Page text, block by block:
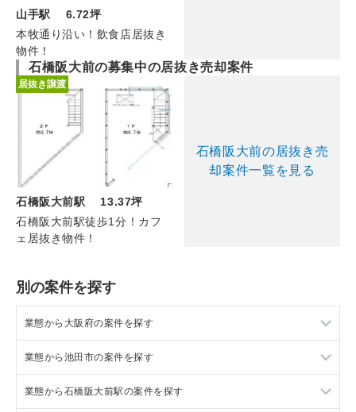
山手駅 6.72坪
本牧通り沿い！飲食店居抜き
物件！
石橋阪大前の募集中の居抜き売却案件
居抜き譲渡
石橋阪大前駅 13.37坪
石橋阪大前駅徒歩1分！カフ
ェ居抜き物件！
石橋阪大前の居抜き売
却案件一覧を見る
別の案件を探す
業態から大阪府の案件を探す
大阪府のラーメンの居抜き売却物件の案件一覧
大阪府のフランス料理の居抜き売却物件の案件一覧
業態から池田市の案件を探す
池田市のラーメンの居抜き売却物件の案件一覧
業態から石橋阪大前駅の案件を探す